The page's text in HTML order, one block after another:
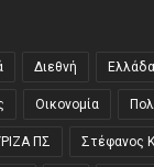
Διεθνή Ελλάδα
Οικονομία
ΠΣ Στέφανος